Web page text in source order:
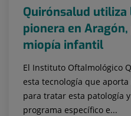
Quirónsalud utiliza
pionera en
miopía infantil
El Instituto Oftalmológico
esta tecnología que
para tratar esta patología
programa específico e...